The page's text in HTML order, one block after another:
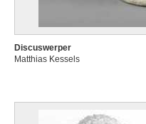
Discuswerper
Matthias Kessels